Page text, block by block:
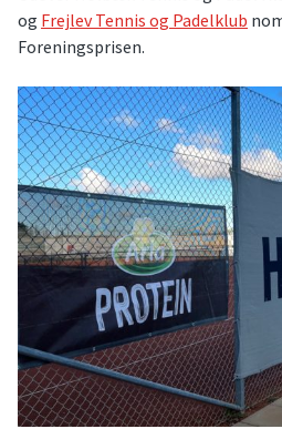
og Frejlev Tennis og Padelklub
Foreningsprisen.